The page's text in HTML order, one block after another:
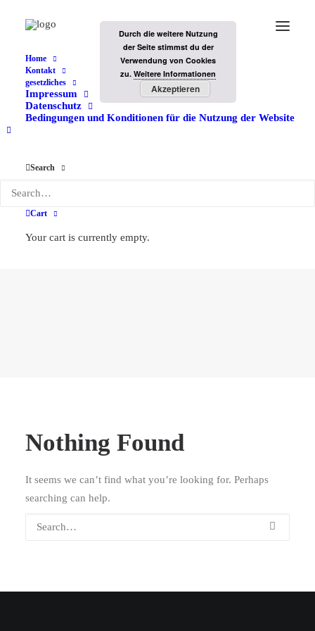
Home
Kontakt
gesetzliches
Impressum
Datenschutz
Bedingungen und Konditionen für die Nutzung der Website
Search
Cart
Your cart is currently empty.
Nothing Found
It seems we can’t find what you’re looking for. Perhaps
searching can help.
Durch die weitere Nutzung
der Seite stimmst du der
Verwendung von Cookies
zu. Weitere Informationen
Akzeptieren